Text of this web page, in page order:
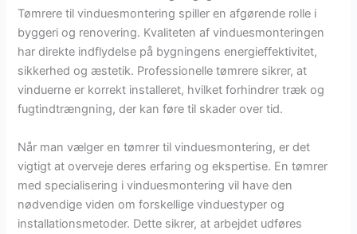
Tømrere til vinduesmontering spiller en afgørende rolle i
byggeri og renovering. Kvaliteten af vinduesmonteringen
har direkte indflydelse på bygningens energieffektivitet,
sikkerhed og æstetik. Professionelle tømrere sikrer, at
vinduerne er korrekt installeret, hvilket forhindrer træk og
fugtindtrængning, der kan føre til skader over tid.
Når man vælger en tømrer til vinduesmontering, er det
vigtigt at overveje deres erfaring og ekspertise. En tømrer
med specialisering i vinduesmontering vil have den
nødvendige viden om forskellige vinduestyper og
installationsmetoder. Dette sikrer, at arbejdet udføres